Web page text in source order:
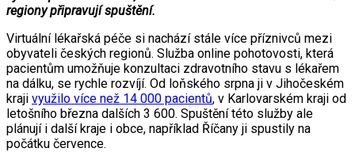
regiony připravují spuštění.
Virtuální lékařská péče si nachází stále více příznivců mezi
obyvateli českých regionů. Služba online pohotovosti, která
pacientům umožňuje konzultaci zdravotního stavu s lékařem
na dálku, se rychle rozvíjí. Od loňského srpna ji v Jihočeském
kraji využilo více než 14 000 pacientů, v Karlovarském kraji od
letošního března dalších 3 600. Spuštění této služby ale
plánují i další kraje i obce, například Říčany ji spustily na
počátku července.